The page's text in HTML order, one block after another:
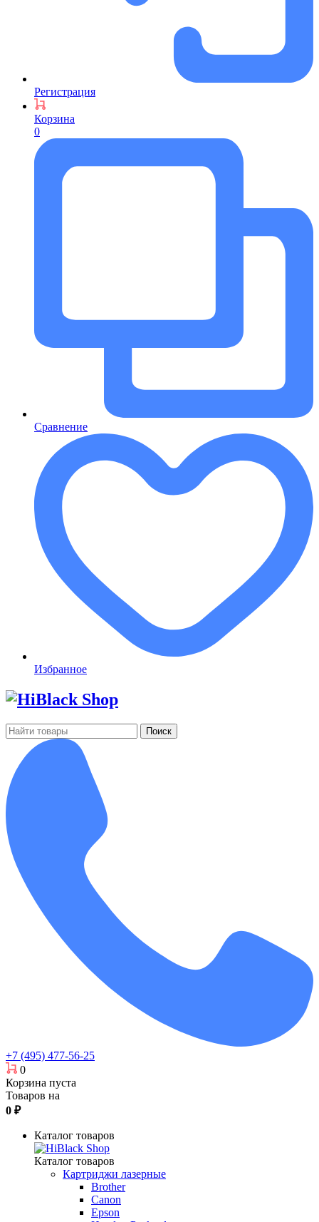
Регистрация
Корзина
0
Сравнение
Избранное
Поиск
+7 (495) 477-56-25
0
Корзина пуста
Товаров на
0 ₽
Каталог товаров
Каталог товаров
Картриджи лазерные
Brother
Canon
Epson